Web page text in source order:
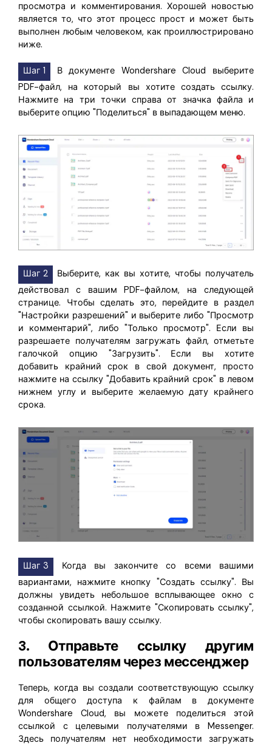
просмотра и комментирования. Хорошей новостью
является то, что этот процесс прост и может быть
выполнен любым человеком, как проиллюстрировано
ниже.
Шаг 1
В документе Wondershare Cloud выберите
PDF-файл, на который вы хотите создать ссылку.
Нажмите на три точки справа от значка файла и
выберите опцию "Поделиться" в выпадающем меню.
Шаг 2
Выберите, как вы хотите, чтобы получатель
действовал с вашим PDF-файлом, на следующей
странице. Чтобы сделать это, перейдите в раздел
"Настройки разрешений" и выберите либо "Просмотр
и комментарий", либо "Только просмотр". Если вы
разрешаете получателям загружать файл, отметьте
галочкой опцию "Загрузить". Если вы хотите
добавить крайний срок в свой документ, просто
нажмите на ссылку "Добавить крайний срок" в левом
нижнем углу и выберите желаемую дату крайнего
срока.
Шаг 3
Когда вы закончите со всеми вашими
вариантами, нажмите кнопку "Создать ссылку". Вы
должны увидеть небольшое всплывающее окно с
созданной ссылкой. Нажмите "Скопировать ссылку",
чтобы скопировать вашу ссылку.
3. Отправьте ссылку другим
пользователям через мессенджер
Теперь, когда вы создали соответствующую ссылку
для общего доступа к файлам в документе
Wondershare Cloud, вы можете поделиться этой
ссылкой с целевыми получателями в Messenger.
Здесь получателям нет необходимости загружать